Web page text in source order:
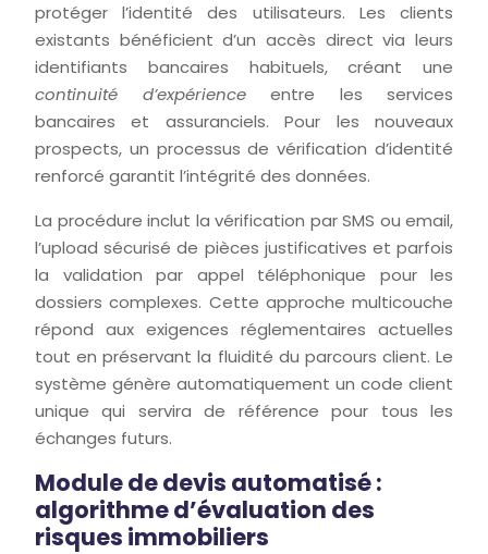
protéger l’identité des utilisateurs. Les clients
existants bénéficient d’un accès direct via leurs
identifiants bancaires habituels, créant une
continuité d’expérience entre les services
bancaires et assuranciels. Pour les nouveaux
prospects, un processus de vérification d’identité
renforcé garantit l’intégrité des données.
La procédure inclut la vérification par SMS ou email,
l’upload sécurisé de pièces justificatives et parfois
la validation par appel téléphonique pour les
dossiers complexes. Cette approche multicouche
répond aux exigences réglementaires actuelles
tout en préservant la fluidité du parcours client. Le
système génère automatiquement un code client
unique qui servira de référence pour tous les
échanges futurs.
Module de devis automatisé :
algorithme d’évaluation des
risques immobiliers